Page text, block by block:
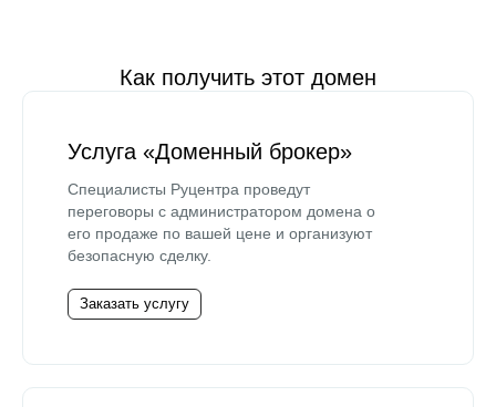
Как получить этот домен
Услуга «Доменный брокер»
Специалисты Руцентра проведут
переговоры с администратором домена о
его продаже по вашей цене и организуют
безопасную сделку.
Заказать услугу